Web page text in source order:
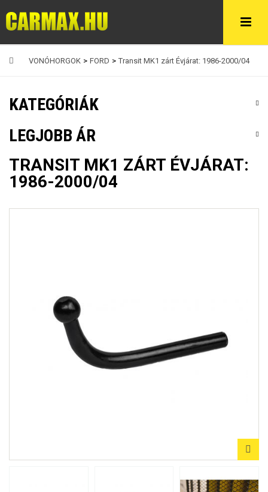
VONÓHORGOK > FORD > Transit MK1 zárt Évjárat: 1986-2000/04
KATEGÓRIÁK
LEGJOBB ÁR
TRANSIT MK1 ZÁRT ÉVJÁRAT:
1986-2000/04